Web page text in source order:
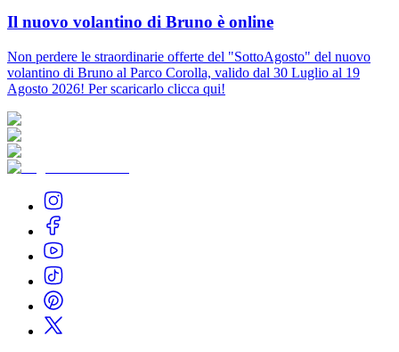
Il nuovo volantino di Bruno è online
Non perdere le straordinarie offerte del "SottoAgosto" del nuovo
volantino di Bruno al Parco Corolla, valido dal 30 Luglio al 19
Agosto 2026! Per scaricarlo clicca qui!